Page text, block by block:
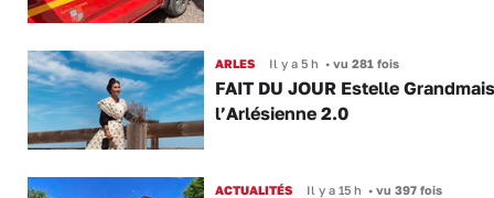
ARLES Il y a 5 h •vu 281 fois
FAIT DU JOUR Estelle
l’Arlésienne 2.0
ACTUALITÉS Il y a 15 h •vu 397 fois